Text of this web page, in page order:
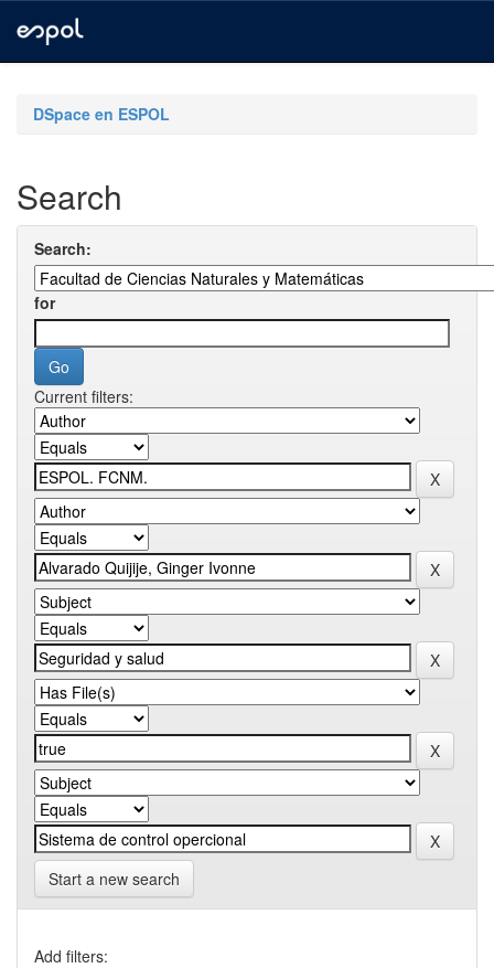
navigationDSpace en ESPOL
Search
Search:
for
Current filters:
Start a new search
Add filters: